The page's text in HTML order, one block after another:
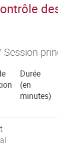
Durée
(en
minutes)